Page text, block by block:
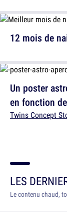
Un poster
en fonction
Twins Concept
12 mois de
LES
Le contenu chaud,